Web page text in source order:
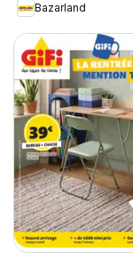
Bazarland